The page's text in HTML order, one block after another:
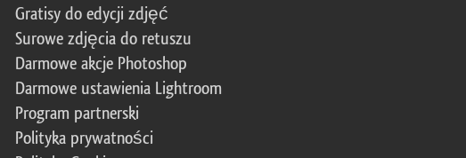
Gratisy do edycji zdjęć
Surowe zdjęcia do retuszu
Darmowe akcje Photoshop
Darmowe ustawienia Lightroom
Program partnerski
Polityka prywatności